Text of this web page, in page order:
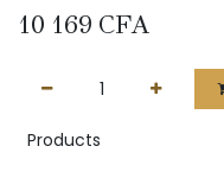
10 169 CFA
Products